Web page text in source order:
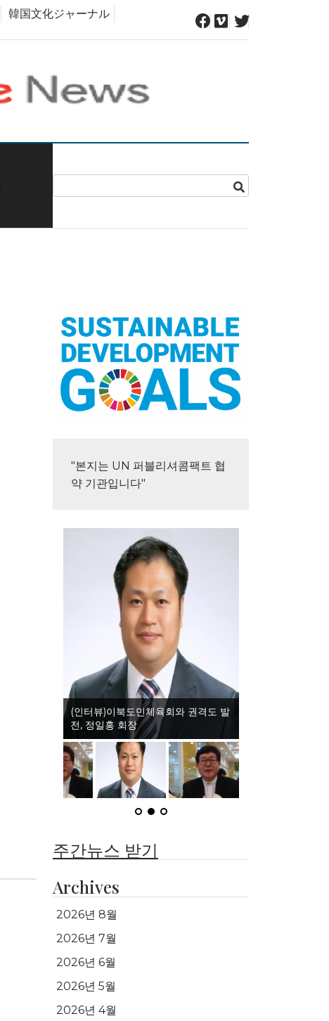
韓国文化ジャーナル
"본지는 UN 퍼블리셔콤팩트 협
약 기관입니다"
(인터뷰)이북도민체육회와 권격도 발
전, 정일홍 회장
주간뉴스 받기
Archives
2026년 8월
2026년 7월
2026년 6월
2026년 5월
2026년 4월